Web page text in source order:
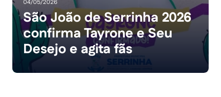
04/05/2026
São João de Serrinha 2026
confirma Tayrone e Seu
Desejo e agita fãs